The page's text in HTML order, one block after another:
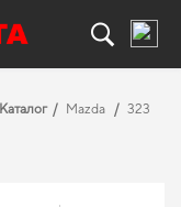
Каталог Mazda
323